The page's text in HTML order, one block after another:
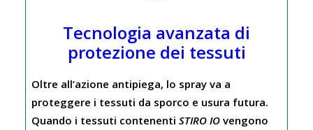
Tecnologia avanzata di
protezione dei tessuti
Oltre all’azione antipiega, lo spray va a
proteggere i tessuti da sporco e usura futura.
Quando i tessuti contenenti STIRO IO vengono